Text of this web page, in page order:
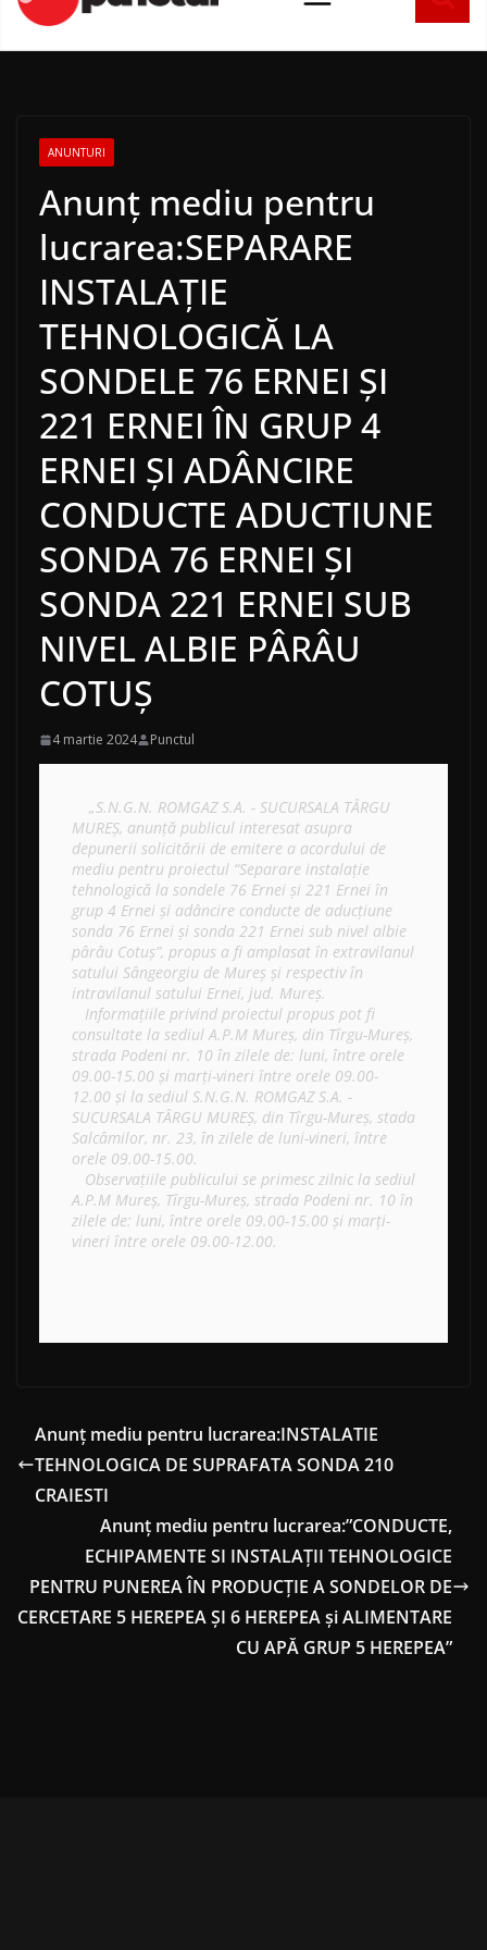
conținut
ANUNTURI
Anunț mediu pentru
lucrarea:SEPARARE
INSTALAȚIE
TEHNOLOGICĂ LA
SONDELE 76 ERNEI ȘI
221 ERNEI ÎN GRUP 4
ERNEI ȘI ADÂNCIRE
CONDUCTE ADUCTIUNE
SONDA 76 ERNEI ȘI
SONDA 221 ERNEI SUB
NIVEL ALBIE PÂRÂU
COTUȘ
4 martie 2024 Punctul
MUREȘ, anunţă publicul interesat asupra
depunerii solicitării de emitere a acordului de
mediu pentru proiectul “Separare instalație
tehnologică la sondele 76 Ernei și 221 Ernei în
grup 4 Ernei și adâncire conducte de aducțiune
sonda 76 Ernei și sonda 221 Ernei sub nivel albie
pârâu Cotuș”, propus a fi amplasat în extravilanul
satului Sângeorgiu de Mureș și respectiv în
intravilanul satului Ernei, jud. Mureș.
consultate la sediul A.P.M Mureș, din Tîrgu-Mureș,
strada Podeni nr. 10 în zilele de: luni, între orele
09.00-15.00 și marți-vineri între orele 09.00-
12.00 și la sediul S.N.G.N. ROMGAZ S.A. -
SUCURSALA TÂRGU MUREȘ, din Tîrgu-Mureș, stada
Salcâmilor, nr. 23, în zilele de luni-vineri, între
orele 09.00-15.00.
A.P.M Mureș, Tîrgu-Mureș, strada Podeni nr. 10 în
zilele de: luni, între orele 09.00-15.00 și marți-
vineri între orele 09.00-12.00.
Anunț mediu pentru lucrarea:INSTALATIE
TEHNOLOGICA DE SUPRAFATA SONDA 210
CRAIESTI
Anunț mediu pentru lucrarea:”CONDUCTE,
ECHIPAMENTE SI INSTALAȚII TEHNOLOGICE
PENTRU PUNEREA ÎN PRODUCȚIE A SONDELOR DE
CERCETARE 5 HEREPEA ȘI 6 HEREPEA și ALIMENTARE
CU APĂ GRUP 5 HEREPEA”